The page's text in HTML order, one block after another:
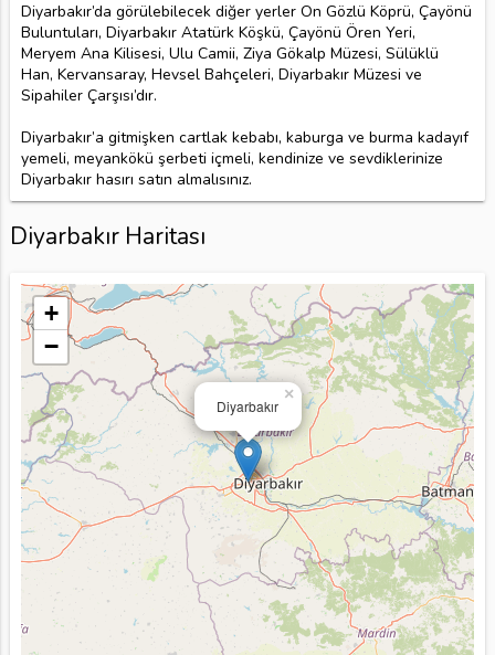
Diyarbakır’da görülebilecek diğer yerler On Gözlü Köprü, Çayönü
Buluntuları, Diyarbakır Atatürk Köşkü, Çayönü Ören Yeri,
Meryem Ana Kilisesi, Ulu Camii, Ziya Gökalp Müzesi, Sülüklü
Han, Kervansaray, Hevsel Bahçeleri, Diyarbakır Müzesi ve
Sipahiler Çarşısı’dır.
Diyarbakır’a gitmişken cartlak kebabı, kaburga ve burma kadayıf
yemeli, meyankökü şerbeti içmeli, kendinize ve sevdiklerinize
Diyarbakır hasırı satın almalısınız.
Diyarbakır Haritası
Diyarbakır
×
+
−